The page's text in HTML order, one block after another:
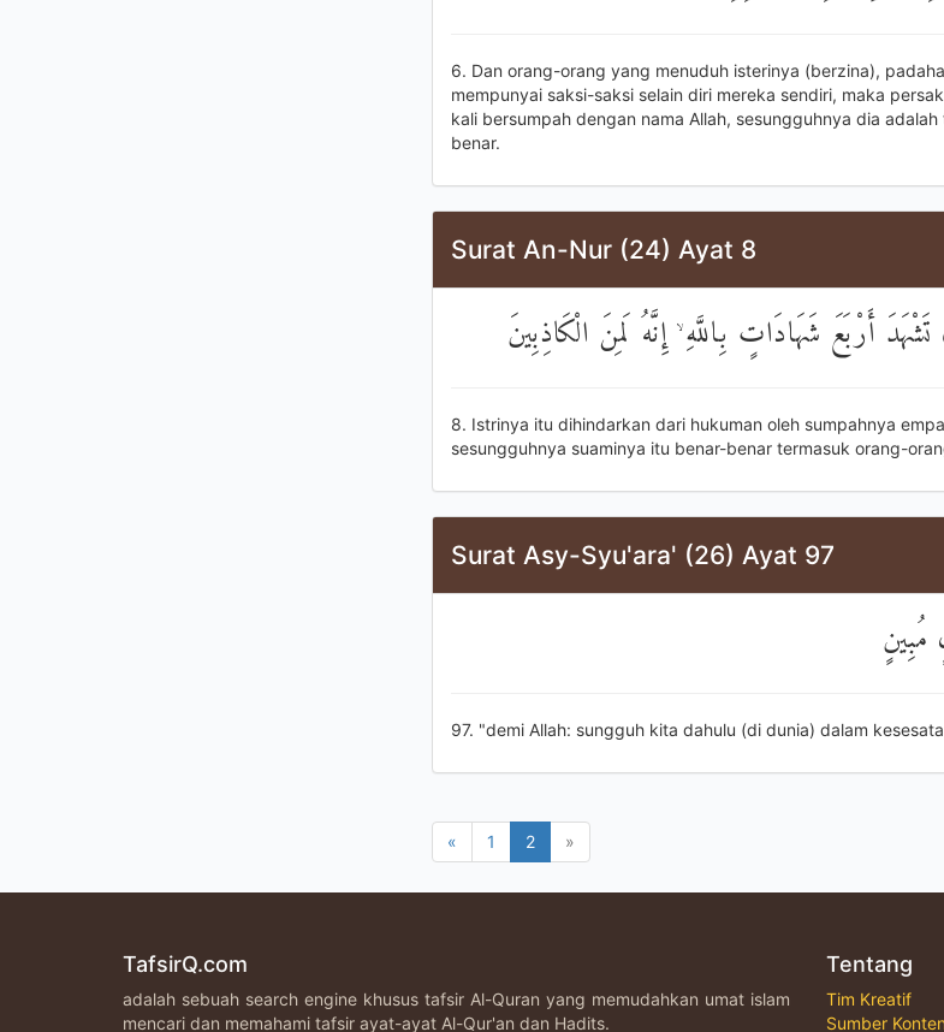
6. Dan orang-orang yang menuduh isterinya (berzina),
mempunyai saksi-saksi selain diri mereka sendiri, maka
kali bersumpah dengan nama Allah, sesungguhnya dia
benar.
Surat An-Nur (24) Ayat 8
أَرْبَعَ شَهَادَاتٍ بِاللَّهِ ۙ إِنَّهُ لَمِنَ الْكَاذِبِينَ
8. Istrinya itu dihindarkan dari hukuman oleh sumpahnya
sesungguhnya suaminya itu benar-benar termasuk orang-
Surat Asy-Syu'ara' (26) Ayat 97
مُبِينٍ
97. "demi Allah: sungguh kita dahulu (di dunia) dalam
« 1 2 »
TafsirQ.com
adalah sebuah search engine khusus tafsir Al-Quran yang memudahkan umat islam
mencari dan memahami tafsir ayat-ayat Al-Qur'an dan Hadits.
Tentang
Tim Kreatif
Sumber Konten